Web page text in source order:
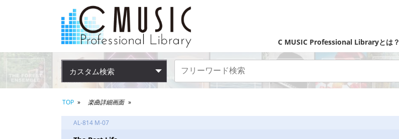
C MUSIC Professional Libraryとは？
カスタム検索
TOP 楽曲詳細画面
AL-814 M-07